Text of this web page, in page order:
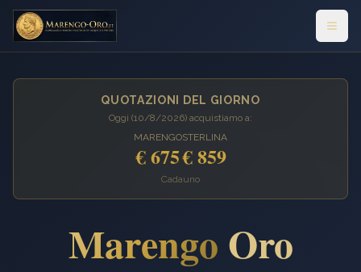
QUOTAZIONI DEL GIORNO
Oggi (10/8/2026) acquistiamo a:
MARENGO
€ 675
STERLINA
€ 859
Cadauno
Marengo Oro